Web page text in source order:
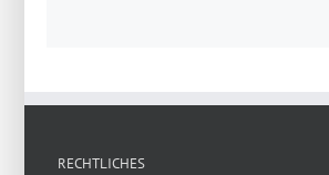
RECHTLICHES